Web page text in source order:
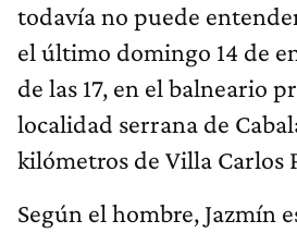
todavía no puede
el último domingo 14 de
de las 17, en el balneario
localidad serrana de
kilómetros de Villa Carlos
Según el hombre, Jazmín